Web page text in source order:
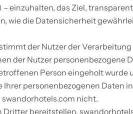
– einzuhalten, das Ziel,
wie die Datensicherheit
der Nutzer der Verarbeitung
der Nutzer personenbezogene
Person eingeholt wurde
personenbezogenen Daten
nicht.
bereitstellen.